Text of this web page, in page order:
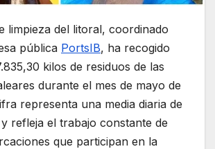
limpieza del litoral, coordinado
pública PortsIB, ha recogido
kilos de residuos de las
durante el mes de mayo de
representa una media diaria de
refleja el trabajo constante de
que participan en la